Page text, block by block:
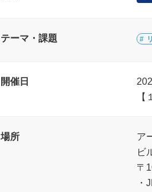
テーマ・課題
開催日
場所
ア
ビ
〒
・